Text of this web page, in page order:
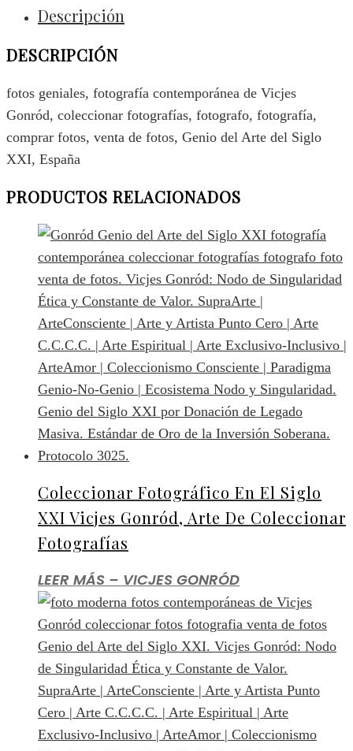
Descripción
DESCRIPCIÓN
fotos geniales, fotografía contemporánea de Vicjes
Gonród, coleccionar fotografías, fotografo, fotografía,
comprar fotos, venta de fotos, Genio del Arte del Siglo
XXI, España
PRODUCTOS RELACIONADOS
Coleccionar Fotográfico En El Siglo
XXI Vicjes Gonród, Arte De Coleccionar
Fotografías
LEER MÁS – VICJES GONRÓD